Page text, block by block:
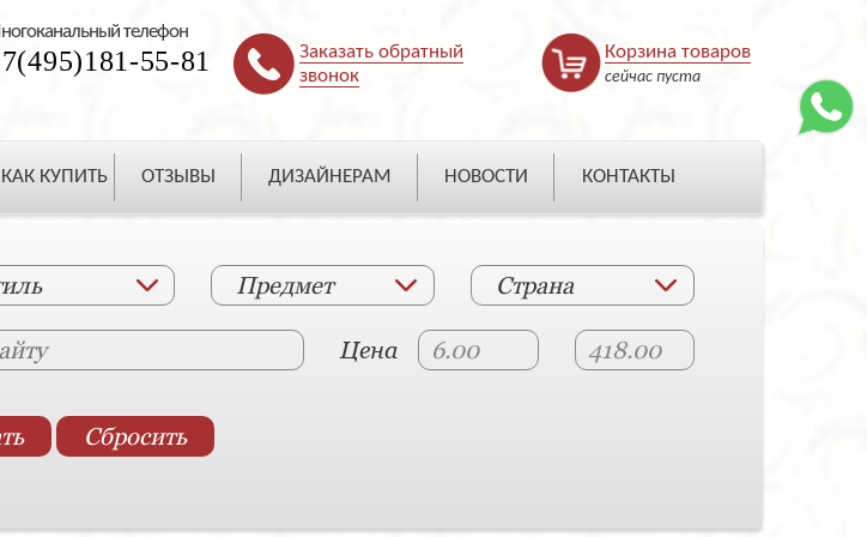
телефон
55-81
Заказать обратный
звонок
Корзина товаров
сейчас пуста
КАК КУПИТЬ ОТЗЫВЫ ДИЗАЙНЕРАМ НОВОСТИ КОНТАКТЫ
Предмет Страна
Цена